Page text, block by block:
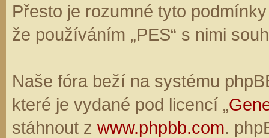
Přesto je rozumné tyto
že používáním „PES“ s nimi
Naše fóra beží na systému
které je vydané pod licencí „
stáhnout z www.phpbb.com.